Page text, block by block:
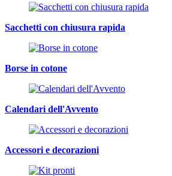
Sacchetti con chiusura rapida
Borse in cotone
Calendari dell'Avvento
Accessori e decorazioni